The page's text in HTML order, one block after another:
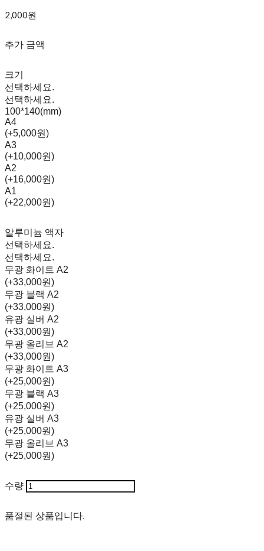
2,000원
추가 금액
크기
선택하세요.
선택하세요.
100*140(mm)
A4
(+5,000원)
A3
(+10,000원)
A2
(+16,000원)
A1
(+22,000원)
알루미늄 액자
선택하세요.
선택하세요.
무광 화이트 A2
(+33,000원)
무광 블랙 A2
(+33,000원)
유광 실버 A2
(+33,000원)
무광 올리브 A2
(+33,000원)
무광 화이트 A3
(+25,000원)
무광 블랙 A3
(+25,000원)
유광 실버 A3
(+25,000원)
무광 올리브 A3
(+25,000원)
수량
품절된 상품입니다.